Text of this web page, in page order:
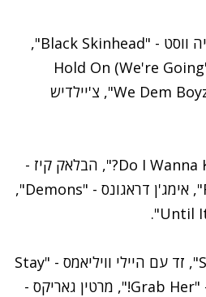
אמינם - "Berzerk", קנייה ווסט - "Black Skinhead",
דרייק עם מג'יד ג'ורדן - "Hold On (We're Going
Home", וויז קאליפה - "We Dem Boyz", צ'יילדיש
ארקטיק מאנקיז - "Do I Wanna Know?", הבלאק קיז -
"Fever", לורד - "Royals", אימג'ן דראגונס - "Demons",
קלווין האריס - "Summer", זד עם היילי וויליאמס - "Stay
the Night", דיסקלוז'ר - "Grab Her!", מרטין גאריקס -